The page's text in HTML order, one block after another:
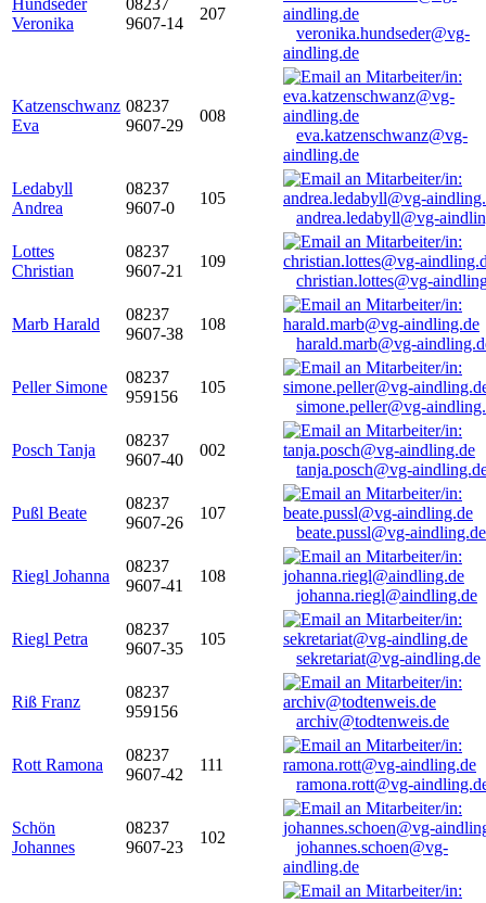
Hundseder
Veronika
08237
9607-14
207
veronika.hundseder@vg-
aindling.de
Katzenschwanz
Eva
08237
9607-29
008
eva.katzenschwanz@vg-
aindling.de
Ledabyll
Andrea
08237
9607-0
105
andrea.ledabyll@vg-
Lottes
Christian
08237
9607-21
109
christian.lottes@vg-
Marb Harald
08237
9607-38
108
harald.marb@vg-
Peller Simone
08237
959156
105
simone.peller@vg-
Posch Tanja
08237
9607-40
002
tanja.posch@vg-
Pußl Beate
08237
9607-26
107
beate.pussl@vg-aindling.de
Riegl Johanna
08237
9607-41
108
johanna.riegl@aindling.de
Riegl Petra
08237
9607-35
105
sekretariat@vg-aindling.de
Riß Franz
08237
959156
archiv@todtenweis.de
Rott Ramona
08237
9607-42
111
ramona.rott@vg-
Schön
Johannes
08237
9607-23
102
johannes.schoen@vg-
aindling.de